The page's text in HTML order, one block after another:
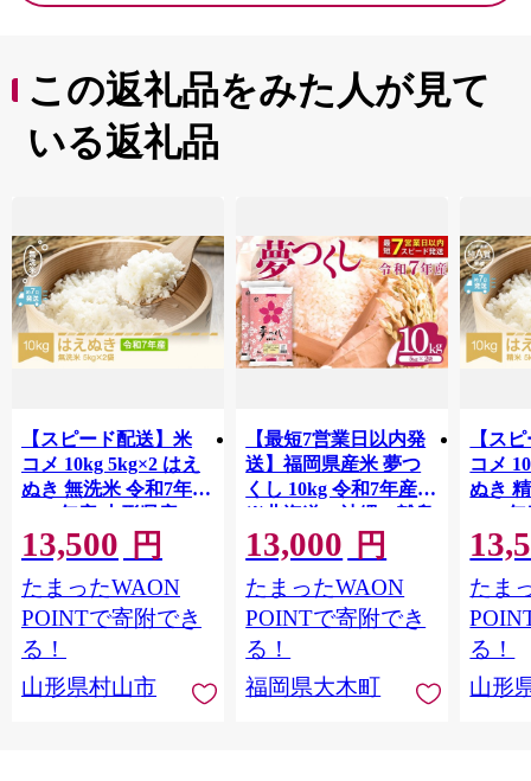
この返礼品をみた人が見て
いる返礼品
【スピード配送】米
コメ 10kg 5kg×2 はえ
ぬき 無洗米 令和7年産
2025年産 山形県産 tf-
hamxa10
13,500 円
たまったWAON
POINTで寄附でき
る！
山形県村山市
【最短7営業日以内発
送】福岡県産米 夢つ
くし 10kg 令和7年産
※北海道・沖縄・離島
は配送不可 |【精米 単
一米 単一原料米 7年産
国産 お米 ブランド米
5kg × 2 ゆめつくし】
CY009_01
13,000 円
たまったWAON
POINTで寄附でき
る！
福岡県大木町
【ス
コメ
ぬき
2025
たま
る！
山形